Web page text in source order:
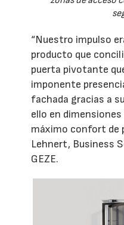
“Nuestro impulso
producto que
puerta pivotante
imponente
fachada gracias a
ello en
máximo confort de
Lehnert, Business
GEZE.